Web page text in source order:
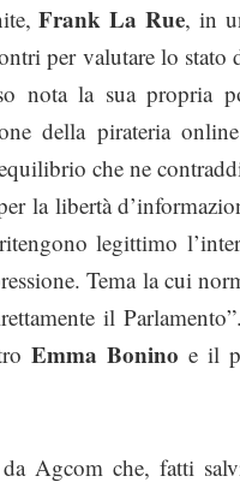
Frank La Rue, in
per valutare lo stato
nota la sua propria
della pirateria
che ne
la libertà
legittimo
Tema la cui
il
Emma Bonino e il
Agcom che, fatti